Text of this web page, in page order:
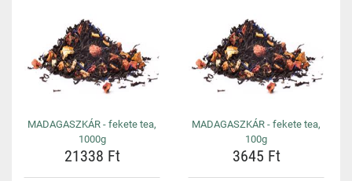
MADAGASZKÁR - fekete tea,
1000g
21338 Ft
MADAGASZKÁR - fekete tea,
100g
3645 Ft